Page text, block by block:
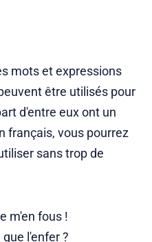
mots et expressions
être utilisés pour
d'entre eux ont un
français, vous pourrez
sans trop de
m'en fous !
l'enfer ?